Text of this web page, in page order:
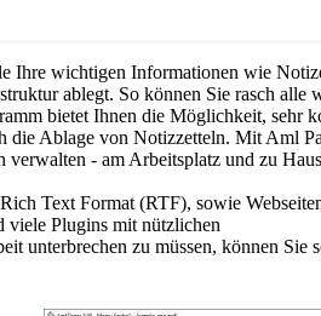
Ihre wichtigen Informationen wie
ablegt. So können Sie rasch alle
bietet Ihnen die Möglichkeit, sehr
die Ablage von Notizzetteln. Mit Aml
- am Arbeitsplatz und zu
Text Format (RTF), sowie
viele Plugins mit nützlichen
unterbrechen zu müssen, können Sie